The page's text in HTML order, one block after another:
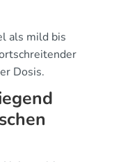
als mild bis
Dosis.